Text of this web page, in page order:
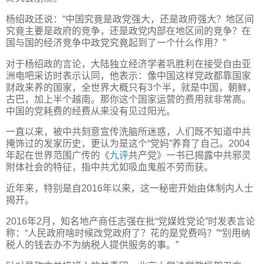
杨绍政还说：“中国究竟是政党强大，还是政府强大？地区间
究竟主要是政府的竞争，还是政党内部在地区间的竞争？在
国与国的经济竞争中政党究竟起到了一个什么作用？”
对于杨绍政的言论，大陆独立经济学者巩胜利在接受自由亚
洲电吧采访时表示认同，他表示：像中国这样党政都靠国家
财政来养的国家，全世界大概只有3个半，就是中国，朝鲜，
古巴，加上半个越南。那你这个国家运营的费用就非常高。
中国的党耗费的经费从来没有见过阳光。
一直以来，被中共刻意宣传洗脑所迷惑，人们既不知道中共
掩饰过的发家历史，更认为是这个“党妈”养育了自己。2004
年起在世界范围广传的《九评共产党》一书已揭露中共邪灵
附体社会的特征，指中共尤如吸血鬼般不劳而获。
近年来，特别是自2016年以来，这一秘密开始由体制内人士
揭开。
2016年2月，知名地产商任志强在批“党媒姓党论”时发表言论
称：“人民政府啥时候改党政府了？花的是党费吗？”“别用纳
税人的钱去办不为纳税人提供服务的事。”